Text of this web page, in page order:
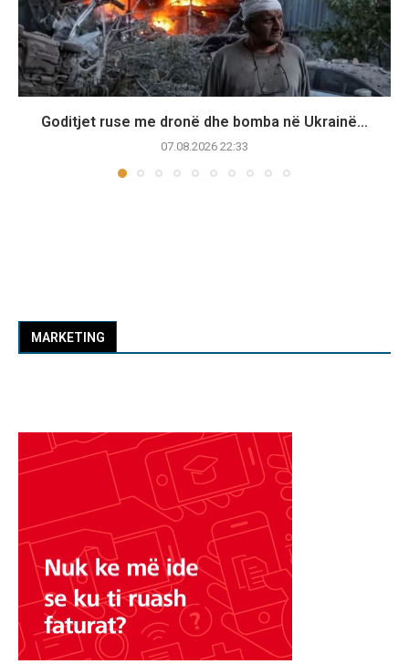
Goditjet ruse me dronë dhe bomba në Ukrainë...
07.08.2026 22:33
MARKETING